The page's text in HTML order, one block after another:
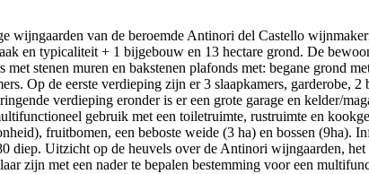
wijngaarden van de beroemde Antinori del Castello
en typicaliteit + 1 bijgebouw en 13 hectare grond. De
met stenen muren en bakstenen plafonds met: begane grond
Op de eerste verdieping zijn er 3 slaapkamers,
verdieping eronder is er een grote garage en kelder/
gebruik met een toiletruimte, rustruimte en
fruitbomen, een beboste weide (3 ha) en bossen
diep. Uitzicht op de heuvels over de Antinori wijngaarden,
zijn met een nader te bepalen bestemming voor een